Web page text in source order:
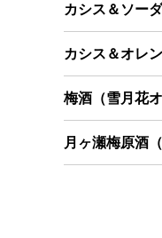
カシス＆ソーダ
カシス＆オレ
梅酒（雪月花
月ヶ瀬梅原酒